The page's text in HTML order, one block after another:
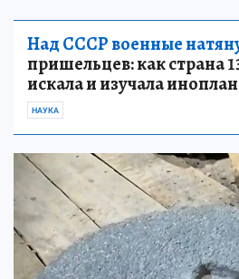
Над СССР военные
пришельцев: как страна
искала и изучала
НАУКА